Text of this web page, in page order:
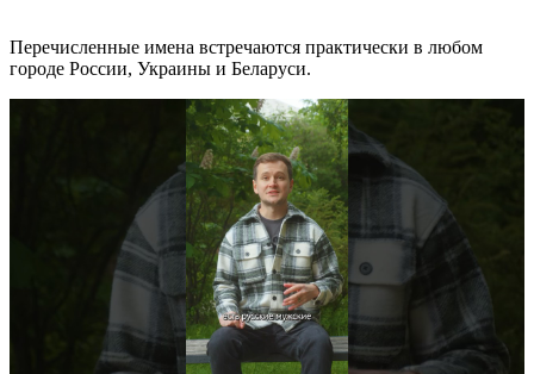
Перечисленные имена встречаются практически в любом
городе России, Украины и Беларуси.